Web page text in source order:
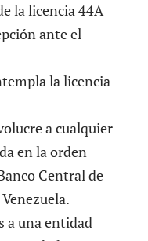
la licencia 44A
ante el
la licencia
a cualquier
en la orden
Central de
a una entidad